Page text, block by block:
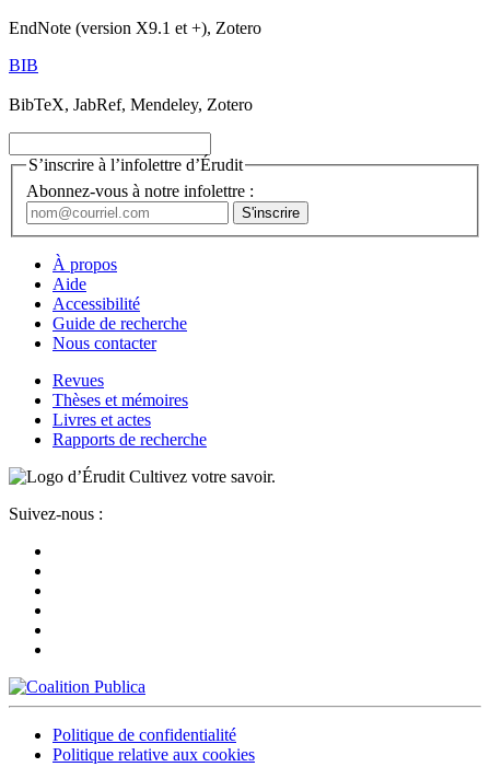
EndNote (version X9.1 et +), Zotero
BIB
BibTeX, JabRef, Mendeley, Zotero
S’inscrire à l’infolettre d’Érudit
Abonnez-vous à notre infolettre :
À propos
Aide
Accessibilité
Guide de recherche
Nous contacter
Revues
Thèses et mémoires
Livres et actes
Rapports de recherche
Cultivez votre savoir.
Suivez-nous :
Politique de confidentialité
Politique relative aux cookies